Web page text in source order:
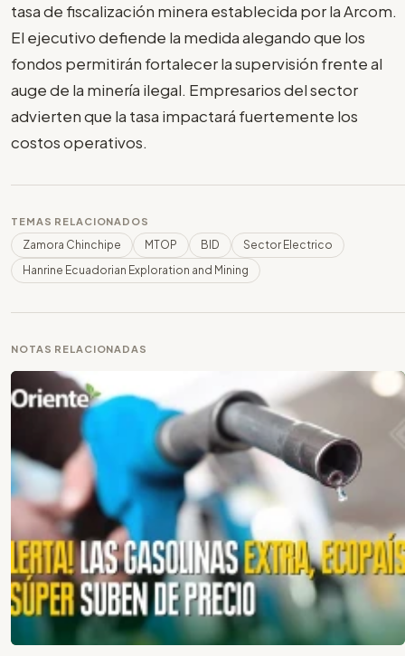
tasa de fiscalización minera establecida por la Arcom.
El ejecutivo defiende la medida alegando que los
fondos permitirán fortalecer la supervisión frente al
auge de la minería ilegal. Empresarios del sector
advierten que la tasa impactará fuertemente los
costos operativos.
TEMAS RELACIONADOS
Zamora Chinchipe MTOP BID
Sector Electrico
Hanrine Ecuadorian Exploration and Mining
NOTAS RELACIONADAS